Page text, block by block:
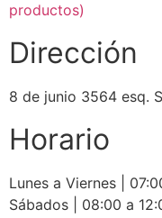
productos)
Dirección
8 de junio 3564 esq.
Horario
Lunes a Viernes |
Sábados | 08:00 a